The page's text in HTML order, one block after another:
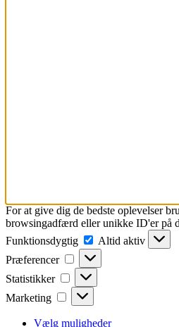
For at give dig de bedste oplevelser
browsingadfærd eller unikke ID'er på
Funktionsdygtig
Funktionsdygtig
Altid aktiv
Præferencer
Præferencer
Statistikker Statistikker
Marketing Marketing
Vælg muligheder